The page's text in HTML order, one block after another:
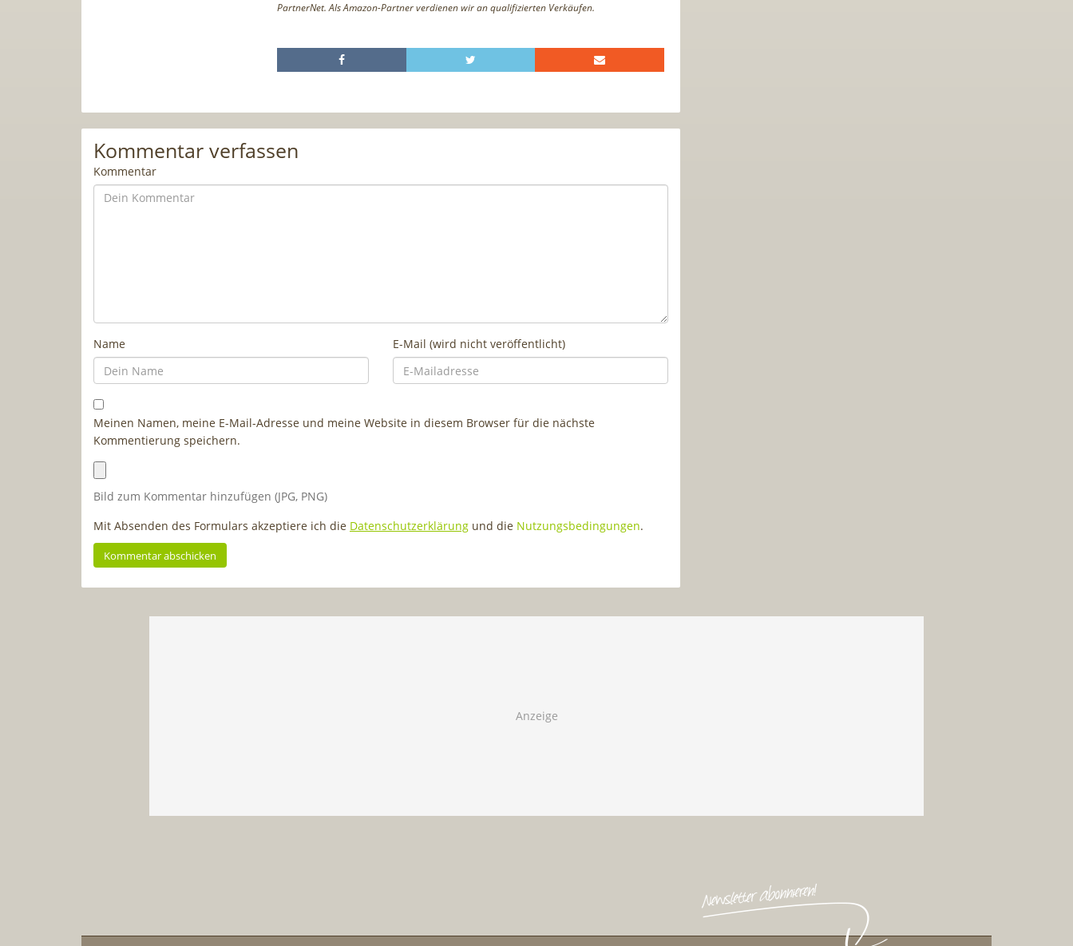
PartnerNet. Als Amazon-Partner verdienen wir an qualifizierten Verkäufen.
Kommentar verfassen
Kommentar
Name E-Mail (wird nicht veröffentlicht)
Meinen Namen, meine E-Mail-Adresse und meine Website in diesem Browser für die nächste
Kommentierung speichern.
Bild zum Kommentar hinzufügen (JPG, PNG)
Mit Absenden des Formulars akzeptiere ich die Datenschutzerklärung und die Nutzungsbedingungen.